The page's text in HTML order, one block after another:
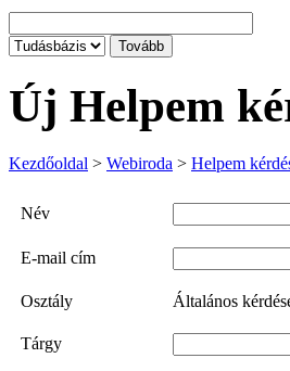
Új Helpem
Kezdőoldal > Webiroda > Helpem
Név
E-mail cím
Osztály Általános
Tárgy